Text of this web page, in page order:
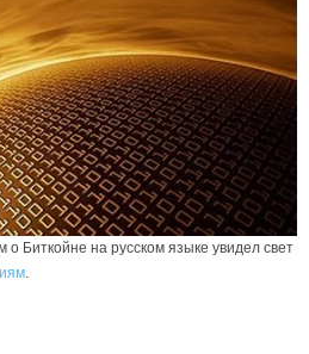
Биткойне на русском языке увидел свет
.